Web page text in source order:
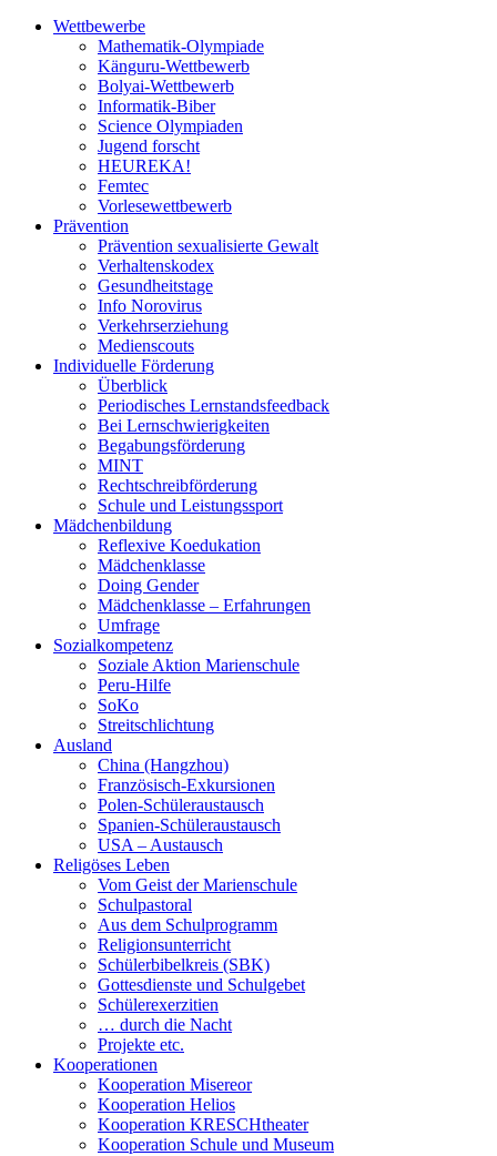
Wettbewerbe
Mathematik-Olympiade
Känguru-Wettbewerb
Bolyai-Wettbewerb
Informatik-Biber
Science Olympiaden
Jugend forscht
HEUREKA!
Femtec
Vorlesewettbewerb
Prävention
Prävention sexualisierte Gewalt
Verhaltenskodex
Gesundheitstage
Info Norovirus
Verkehrserziehung
Medienscouts
Individuelle Förderung
Überblick
Periodisches Lernstandsfeedback
Bei Lernschwierigkeiten
Begabungsförderung
MINT
Rechtschreibförderung
Schule und Leistungssport
Mädchenbildung
Reflexive Koedukation
Mädchenklasse
Doing Gender
Mädchenklasse – Erfahrungen
Umfrage
Sozialkompetenz
Soziale Aktion Marienschule
Peru-Hilfe
SoKo
Streitschlichtung
Ausland
China (Hangzhou)
Französisch-Exkursionen
Polen-Schüleraustausch
Spanien-Schüleraustausch
USA – Austausch
Religöses Leben
Vom Geist der Marienschule
Schulpastoral
Aus dem Schulprogramm
Religionsunterricht
Schülerbibelkreis (SBK)
Gottesdienste und Schulgebet
Schülerexerzitien
… durch die Nacht
Projekte etc.
Kooperationen
Kooperation Misereor
Kooperation Helios
Kooperation KRESCHtheater
Kooperation Schule und Museum